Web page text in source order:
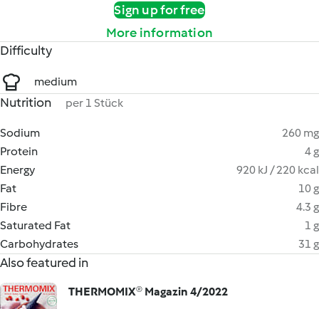
Sign up for free
More information
Difficulty
medium
Nutrition per 1 Stück
Sodium
260 mg
Protein
4 g
Energy
920 kJ / 220 kcal
Fat
10 g
Fibre
4.3 g
Saturated Fat
1 g
Carbohydrates
31 g
Also featured in
THERMOMIX® Magazin 4/2022